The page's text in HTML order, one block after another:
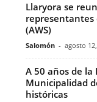
Llaryora se
representantes
(AWS)
Salomón - agosto
A 50 años de la
Municipalidad
históricas